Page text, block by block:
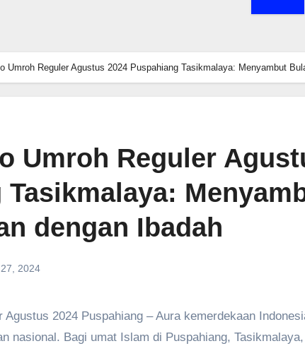
Umroh Reguler Agustus 2024 Puspahiang Tasikmalaya: Menyambut
Umroh Reguler
Tasikmalaya:
dengan Ibadah
2024
nasional. Bagi umat Islam di Puspahiang,